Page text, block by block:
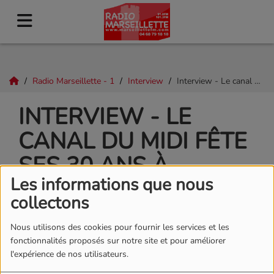
Les informations que nous
collectons
Nous utilisons des cookies pour fournir les services et les
fonctionnalités proposés sur notre site et pour améliorer
l'expérience de nos utilisateurs.
Radio Marseillette - 1 Interview Interview - Le canal du Midi fête ses 30 ans à l’UNESCO !
INTERVIEW - LE
CANAL DU MIDI FÊTE
SES 30 ANS À
L’UNESCO !